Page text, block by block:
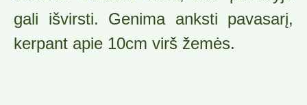
gali išvirsti. Genima anksti pavasarį,
kerpant apie 10cm virš žemės.